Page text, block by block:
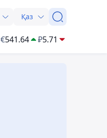
Қаз
€541.64 ₽5.71